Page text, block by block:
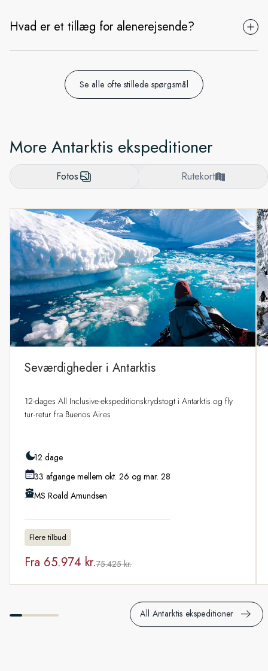
Hvad er et tillæg for alenerejsende?
Se alle ofte stillede spørgsmål
More Antarktis ekspeditioner
Fotos Rutekort
Seværdigheder i Antarktis
12-dages All Inclusive-ekspeditionskrydstogt i Antarktis og fly
tur-retur fra Buenos Aires
12 dage
33 afgange mellem okt. 26 og mar. 28
MS Roald Amundsen
Flere tilbud
Fra 65.974 kr.75.425 kr.
All Antarktis ekspeditioner